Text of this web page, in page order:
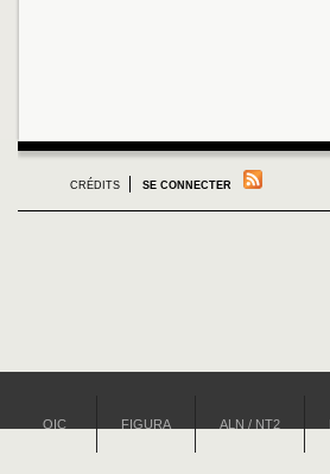
CRÉDITS SE CONNECTER
OIC FIGURA ALN / NT2